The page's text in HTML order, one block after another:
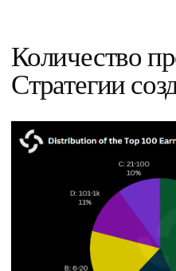
Количество
Стратегии